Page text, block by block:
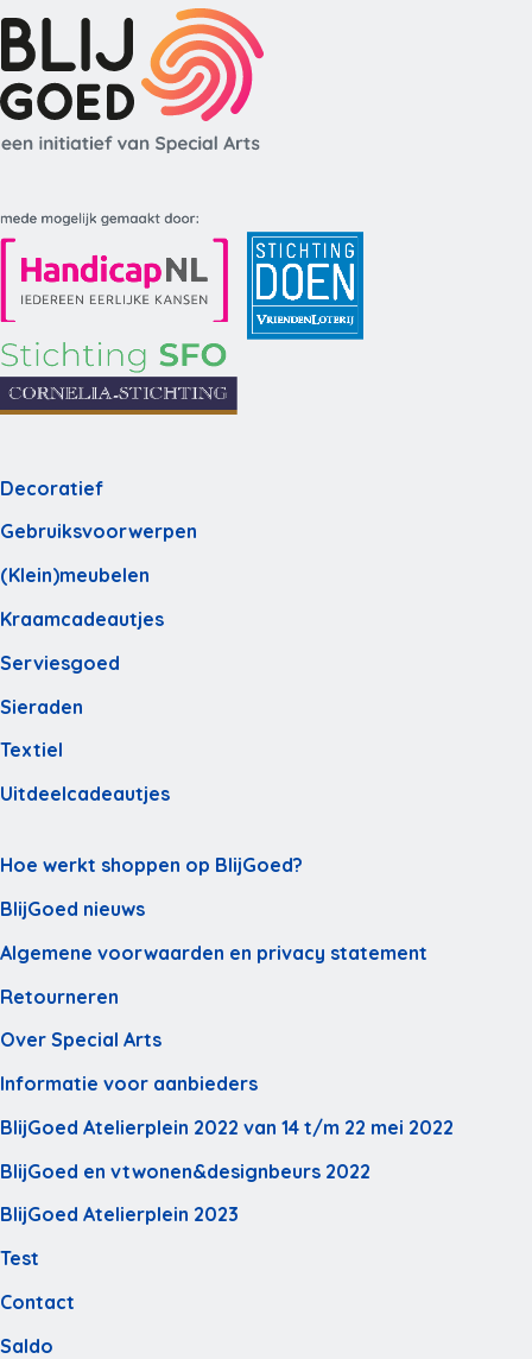
Decoratief
Gebruiksvoorwerpen
(Klein)meubelen
Kraamcadeautjes
Serviesgoed
Sieraden
Textiel
Uitdeelcadeautjes
Hoe werkt shoppen op BlijGoed?
BlijGoed nieuws
Algemene voorwaarden en privacy statement
Retourneren
Over Special Arts
Informatie voor aanbieders
BlijGoed Atelierplein 2022 van 14 t/m 22 mei 2022
BlijGoed en vtwonen&designbeurs 2022
BlijGoed Atelierplein 2023
Test
Contact
Saldo